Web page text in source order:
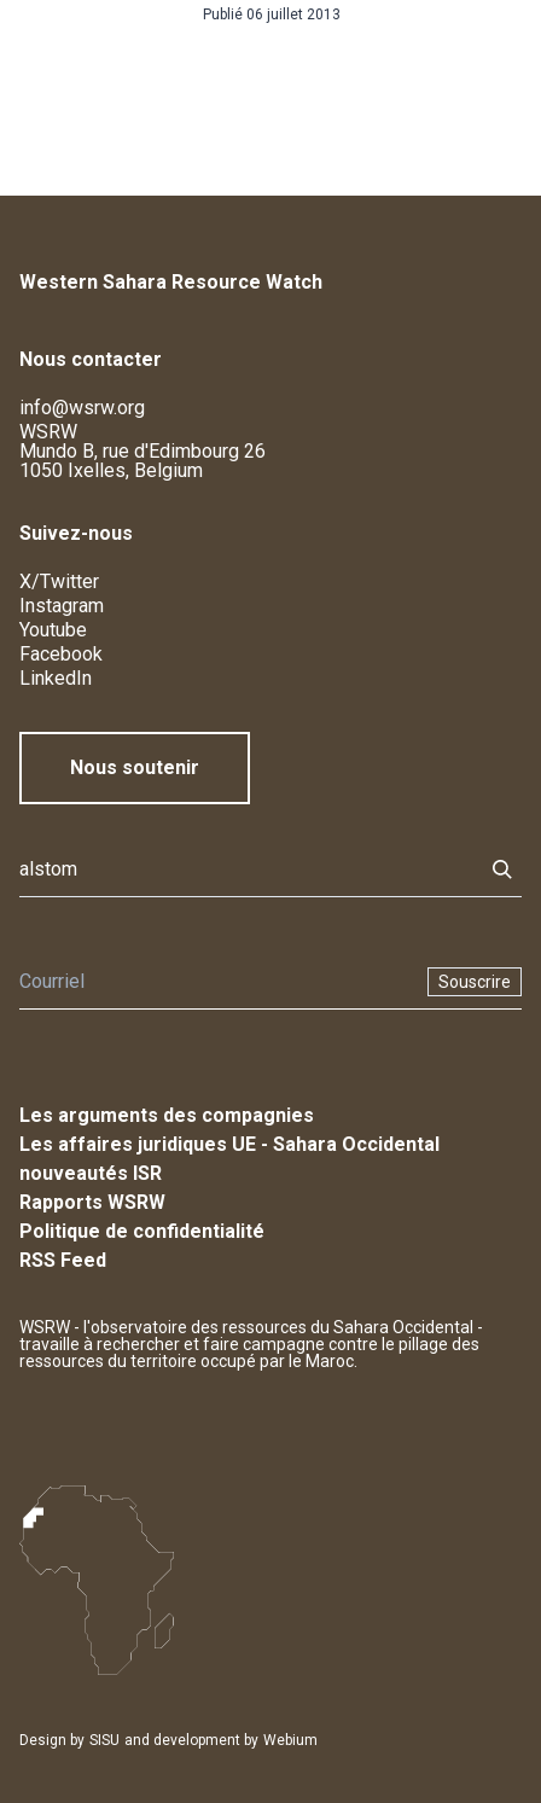
Publié 06 juillet 2013
Western Sahara Resource Watch
Nous contacter
info@wsrw.org
WSRW
Mundo B, rue d'Edimbourg 26
1050 Ixelles, Belgium
Suivez-nous
X/Twitter
Instagram
Youtube
Facebook
LinkedIn
Nous soutenir
Souscrire
Les arguments des compagnies
Les affaires juridiques UE - Sahara Occidental
nouveautés ISR
Rapports WSRW
Politique de confidentialité
RSS Feed
WSRW - l'observatoire des ressources du Sahara Occidental -
travaille à rechercher et faire campagne contre le pillage des
ressources du territoire occupé par le Maroc.
Design by SISU and development by Webium